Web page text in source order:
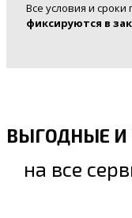
Все условия и
фиксируются в
ВЫГОДНЫЕ И
на все